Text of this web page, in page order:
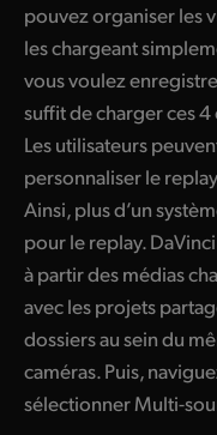
pouvez organiser les
les chargeant
vous voulez
suffit de charger ces 4
Les utilisateurs
personnaliser le
Ainsi, plus d’un
pour le replay.
à partir des médias
avec les projets
dossiers au sein du
caméras. Puis,
sélectionner Multi-